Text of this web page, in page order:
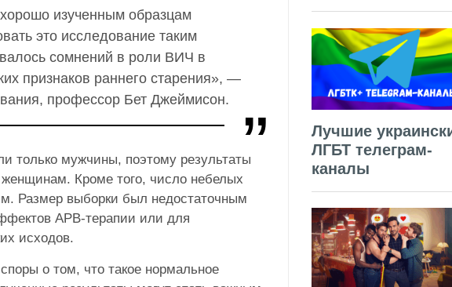
изученным образцам
это исследование таким
сомнений в роли ВИЧ в
признаков раннего старения», —
профессор Бет Джеймисон.
только мужчины, поэтому результаты
Кроме того, число небелых
Размер выборки был недостаточным
АРВ-терапии или для
исходов.
о том, что такое нормальное
Лучшие
ЛГБТ телеграм-
каналы